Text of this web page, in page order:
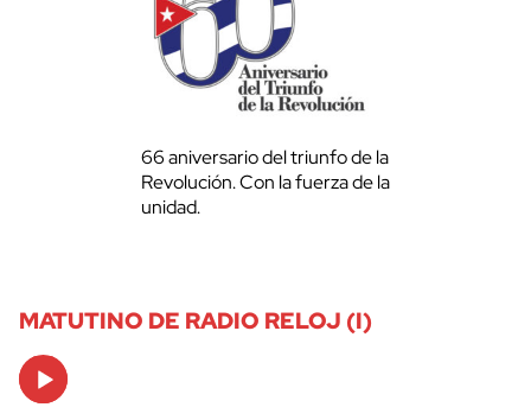
66 aniversario del triunfo de la
Revolución. Con la fuerza de la
unidad.
MATUTINO DE RADIO RELOJ (I)
Audio
Player